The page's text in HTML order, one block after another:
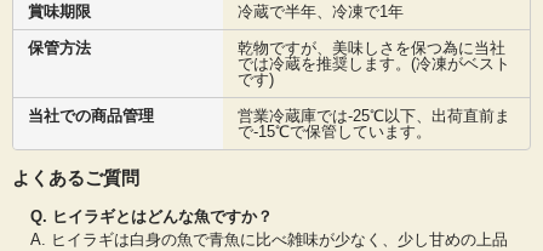
賞味期限
冷蔵で半年、冷凍で1年
保管方法
乾物ですが、美味しさを保つ為に当社
では冷蔵を推奨します。(冷凍がベスト
です)
当社での商品管理
営業冷蔵庫では-25℃以下、出荷直前ま
で-15℃で保管しています。
よくあるご質問
Q. ヒイラギとはどんな魚ですか？
A. ヒイラギは白身の魚で青魚に比べ雑味が少なく、少し甘めの上品